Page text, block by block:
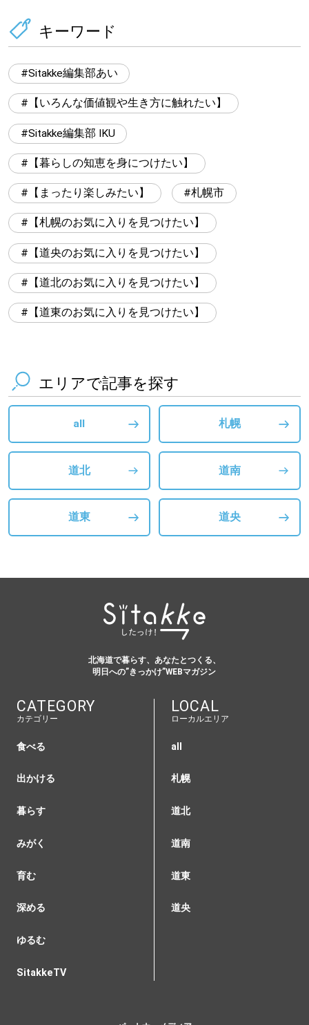
キーワード
Sitakke編集部あい
【いろんな価値観や生き方に触れたい】
Sitakke編集部 IKU
【暮らしの知恵を身につけたい】
【まったり楽しみたい】 札幌市
【札幌のお気に入りを見つけたい】
【道央のお気に入りを見つけたい】
【道北のお気に入りを見つけたい】
【道東のお気に入りを見つけたい】
エリアで記事を探す
all 札幌
道北 道南
道東 道央
北海道で暮らす、あなたとつくる、
明日への”きっかけ”WEBマガジン
CATEGORY
カテゴリー
食べる
出かける
暮らす
みがく
育む
深める
ゆるむ
SitakkeTV
LOCAL
ローカルエリア
all
札幌
道北
道南
道東
道央